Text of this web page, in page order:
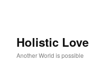
Holistic Love
Another World is possible